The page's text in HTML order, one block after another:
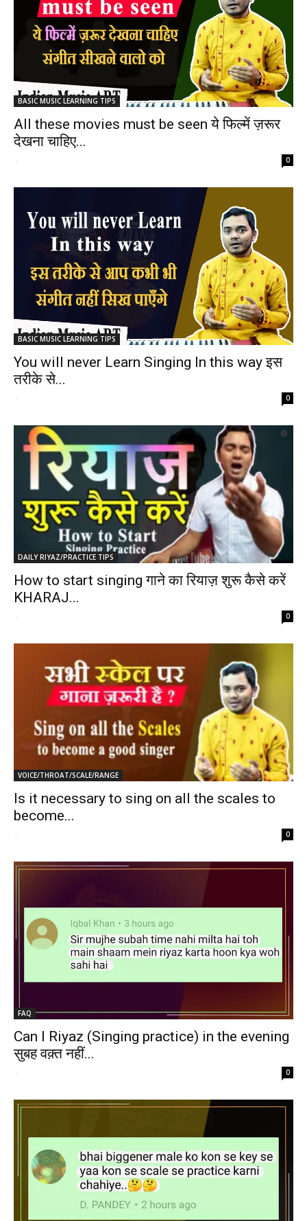
BASIC MUSIC LEARNING TIPS
All these movies must be seen ये फिल्में ज़रूर
देखना चाहिए...
- 0
BASIC MUSIC LEARNING TIPS
You will never Learn Singing In this way इस
तरीके से...
- 0
DAILY RIYAZ/PRACTICE TIPS
How to start singing गाने का रियाज़ शुरू कैसे करें
KHARAJ...
- 0
VOICE/THROAT/SCALE/RANGE
Is it necessary to sing on all the scales to
become...
- 0
FAQ
Can I Riyaz (Singing practice) in the evening
सुबह वक़्त नहीं...
- 0